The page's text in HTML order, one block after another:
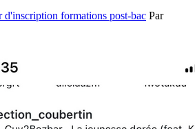
d'inscription formations post-bac Par